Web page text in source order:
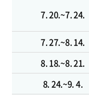
7. 20.~7. 24.
7. 27.~8. 14.
8. 18.~8. 21.
8. 24.~9. 4.